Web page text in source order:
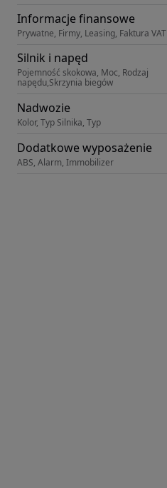
Informacje finansowe
Prywatne, Firmy, Leasing, Faktura VAT
Silnik i napęd
Pojemność skokowa, Moc, Rodzaj
napędu,Skrzynia biegów
Nadwozie
Kolor, Typ Silnika, Typ
Dodatkowe wyposażenie
ABS, Alarm, Immobilizer